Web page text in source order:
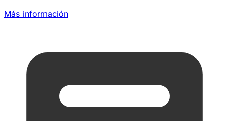
Más información